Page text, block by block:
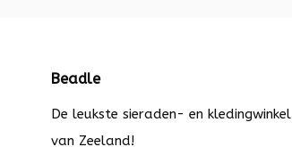
Beadle
De leukste sieraden- en kledingwinkel
van Zeeland!